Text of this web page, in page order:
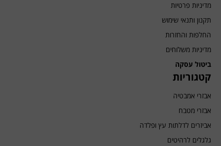
קטגוריות
אבזרי אמבטיה
אבזרי מטבח
אביזרים לדלתות עץ ופלדה
גלגלים לרהיטים
מדיניות פרטיות
תקנון ותנאי שימוש
החלפות והחזרות
מדיניות משלוחים
ביטול עסקה